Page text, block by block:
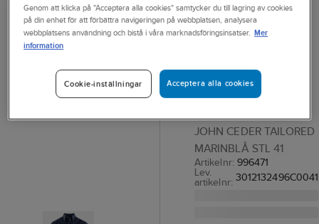
Tjänster
Kataloger
Ahlsell Produkter Personligt skydd Kläder
Dressat
Skjortor/Blusar
Skjorta Berkeley
John Ceder
JOHN CEDER TAILORED
MARINBLÅ STL 41
Artikelnr: 996471
Lev.
artikelnr: 3012132496C0041
Genom att klicka på "Acceptera alla cookies" samtycker du till lagring av cookies
på din enhet för att förbättra navigeringen på webbplatsen, analysera
webbplatsens användning och bistå i våra marknadsföringsinsatser. Mer
information
Acceptera alla cookies
Cookie-inställningar